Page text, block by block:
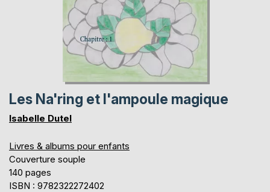
Les Na'ring et l'ampoule magique
Isabelle Dutel
Livres & albums pour enfants
Couverture souple
140 pages
ISBN : 9782322272402